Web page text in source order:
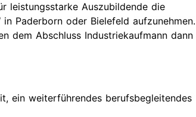
leistungsstarke Auszubildende die
Paderborn oder Bielefeld aufzunehmen.
dem Abschluss Industriekaufmann dann
ein weiterführendes berufsbegleitendes